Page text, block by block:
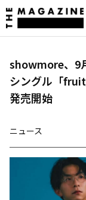
showmore、9
シングル「
発売開始
ニュース